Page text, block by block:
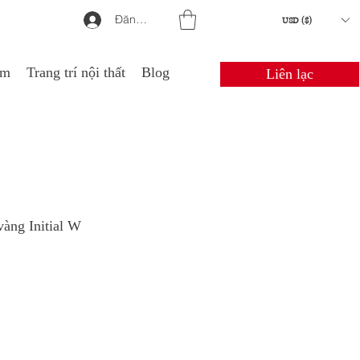
Đăng nhập USD ($)
Trang trí nội thất Blog Liên lạc
Initial W